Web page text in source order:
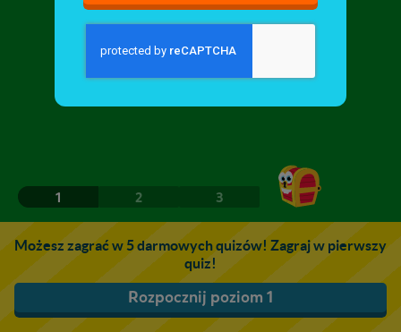
1 2 3
Możesz zagrać w 5 darmowych quizów! Zagraj w pierwszy
quiz!
Rozpocznij poziom 1